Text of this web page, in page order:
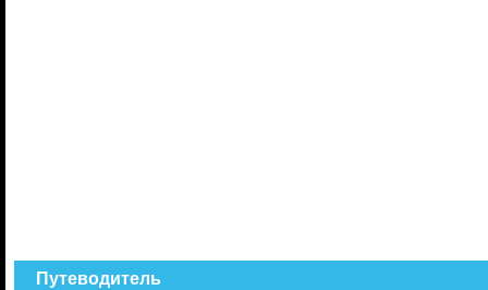
Путеводитель